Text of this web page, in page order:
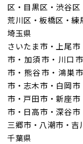
区・目黒区・渋谷
荒川区・板橋区・練
埼玉県
さいたま市・上尾
市・加須市・川口
市・熊谷市・鴻巣
市・志木市・白岡
市・戸田市・新座
市・日高市・深谷
三郷市・八潮市・
千葉県